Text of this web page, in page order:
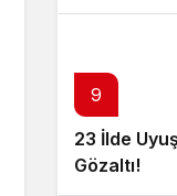
9
23 İlde
Gözaltı!